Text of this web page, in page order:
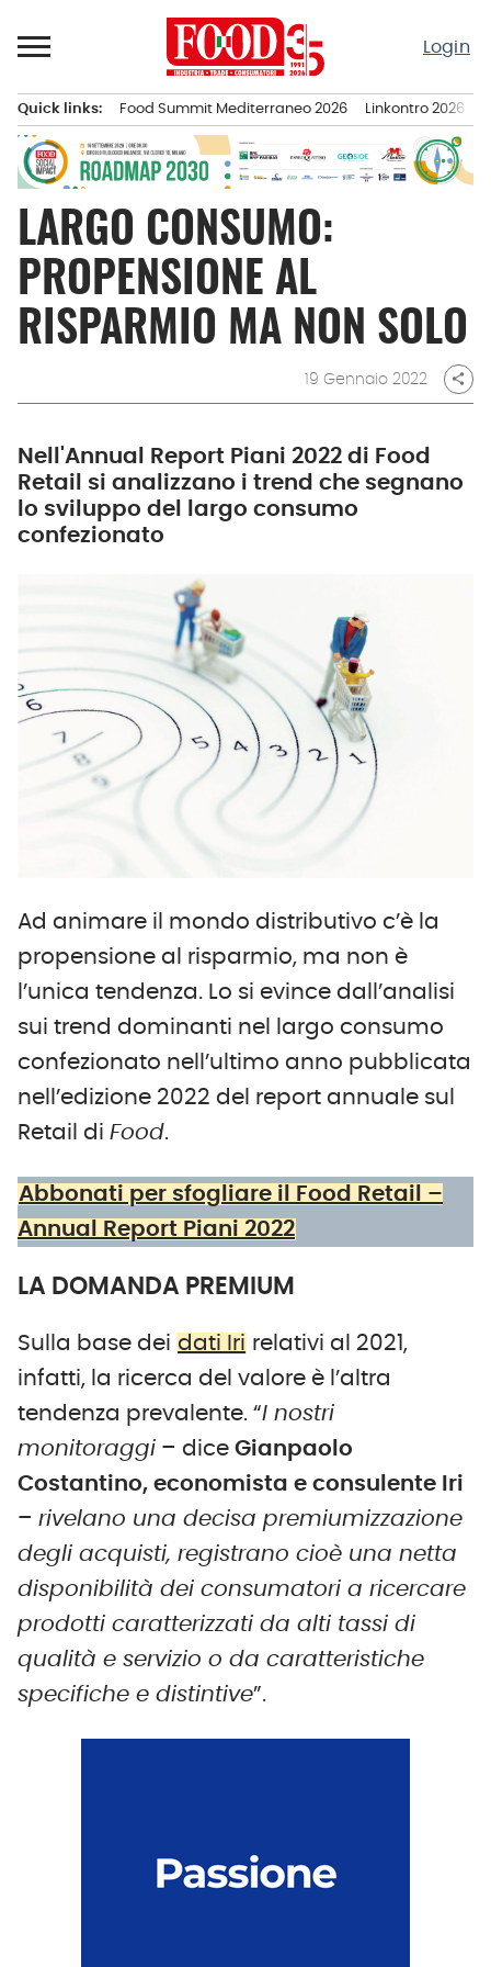
al
Login
principale
Quick links: Food Summit Mediterraneo 2026 Linkontro 2026
LARGO CONSUMO:
PROPENSIONE AL
RISPARMIO MA NON SOLO
19 Gennaio 2022 share
Nell'Annual Report Piani 2022 di Food
Retail si analizzano i trend che segnano
lo sviluppo del largo consumo
confezionato
Ad animare il mondo distributivo c’è la
propensione al risparmio, ma non è
l’unica tendenza. Lo si evince dall’analisi
sui trend dominanti nel largo consumo
confezionato nell’ultimo anno pubblicata
nell’edizione 2022 del report annuale sul
Retail di Food.
Abbonati per sfogliare il Food Retail –
Annual Report Piani 2022
LA DOMANDA PREMIUM
Sulla base dei dati Iri relativi al 2021,
infatti, la ricerca del valore è l’altra
tendenza prevalente. “I nostri
monitoraggi – dice Gianpaolo
Costantino, economista e consulente Iri
– rivelano una decisa premiumizzazione
degli acquisti, registrano cioè una netta
disponibilità dei consumatori a ricercare
prodotti caratterizzati da alti tassi di
qualità e servizio o da caratteristiche
specifiche e distintive”.